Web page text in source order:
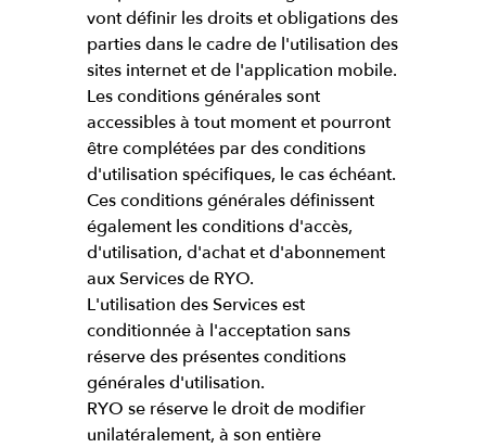
vont définir les droits et obligations des
parties dans le cadre de l'utilisation des
sites internet et de l'application mobile.
Les conditions générales sont
accessibles à tout moment et pourront
être complétées par des conditions
d'utilisation spécifiques, le cas échéant.
Ces conditions générales définissent
également les conditions d'accès,
d'utilisation, d'achat et d'abonnement
aux Services de RYO.
L'utilisation des Services est
conditionnée à l'acceptation sans
réserve des présentes conditions
générales d'utilisation.
RYO se réserve le droit de modifier
unilatéralement, à son entière